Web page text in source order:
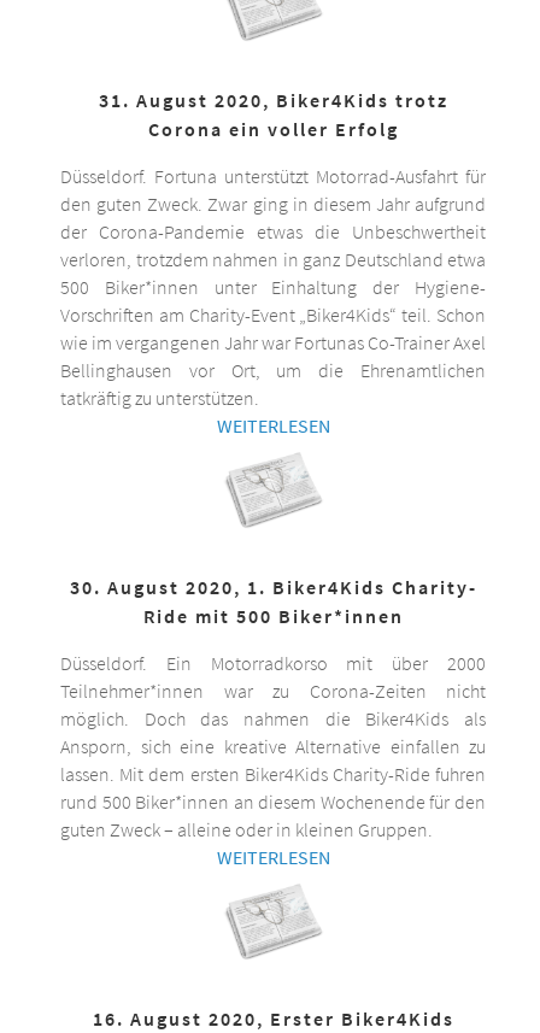
31. August 2020, Biker4Kids trotz
Corona ein voller Erfolg
Düsseldorf. Fortuna unterstützt Motorrad-Ausfahrt für
den guten Zweck. Zwar ging in diesem Jahr aufgrund
der Corona-Pandemie etwas die Unbeschwertheit
verloren, trotzdem nahmen in ganz Deutschland etwa
500 Biker*innen unter Einhaltung der Hygiene-
Vorschriften am Charity-Event „Biker4Kids“ teil. Schon
wie im vergangenen Jahr war Fortunas Co-Trainer Axel
Bellinghausen vor Ort, um die Ehrenamtlichen
tatkräftig zu unterstützen.
WEITERLESEN
30. August 2020, 1. Biker4Kids Charity-
Ride mit 500 Biker*innen
Düsseldorf. Ein Motorradkorso mit über 2000
Teilnehmer*innen war zu Corona-Zeiten nicht
möglich. Doch das nahmen die Biker4Kids als
Ansporn, sich eine kreative Alternative einfallen zu
lassen. Mit dem ersten Biker4Kids Charity-Ride fuhren
rund 500 Biker*innen an diesem Wochenende für den
guten Zweck – alleine oder in kleinen Gruppen.
WEITERLESEN
16. August 2020, Erster Biker4Kids